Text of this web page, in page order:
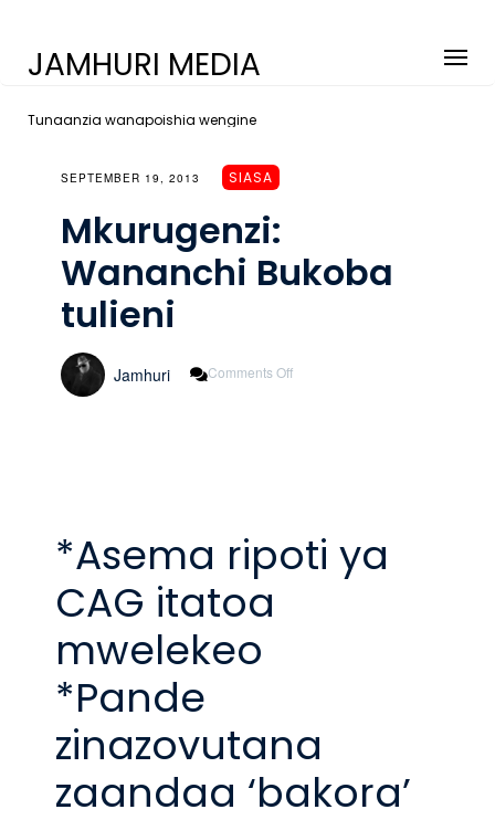
JAMHURI MEDIA
Tunaanzia wanapoishia wengine
SEPTEMBER 19, 2013 SIASA
Mkurugenzi:
Wananchi Bukoba
tulieni
Jamhuri Comments Off
*Asema ripoti ya
CAG itatoa
mwelekeo
*Pande
zinazovutana
zaandaa ‘bakora’